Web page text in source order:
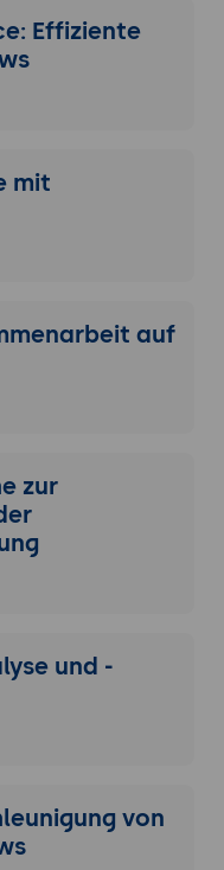
Effiziente
mit
auf
zur
und -
von